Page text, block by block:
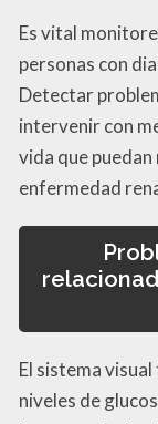
Es vital
personas con
Detectar
intervenir con
vida que
enfermedad
El sistema
niveles de